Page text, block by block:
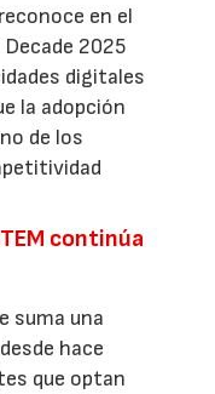
en el
2025
digitales
la adopción
de los
continúa
suma una
hace
que optan